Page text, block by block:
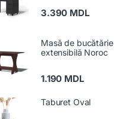
3.390 MDL
Masă de bucătărie
extensibilă Noroc
1.190 MDL
Taburet Oval